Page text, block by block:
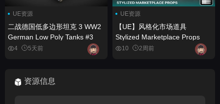
UE资源
二战德国低多边形坦克 3 WW2
German Low Poly Tanks #3
4 5天前
UE资源
【UE】风格化市场道具
Stylized Marketplace Props
10 2周前
资源信息